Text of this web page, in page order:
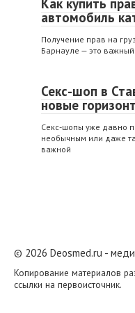
Как купить
автомобиль
Получение прав на
Барнауле — это
Секс-шоп в
новые
Секс-шопы уже давно
необычным или даже
важной
© 2026 Deosmed.ru -
Копирование материалов
ссылки на первоисточник.